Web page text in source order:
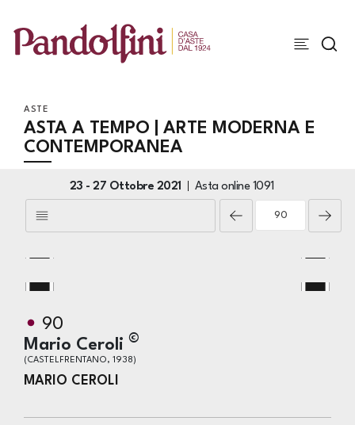
ASTE
ASTA A TEMPO | ARTE MODERNA E
CONTEMPORANEA
23 - 27 Ottobre 2021 Asta online 1091
90
Mario Ceroli ©
(CASTELFRENTANO, 1938)
MARIO CEROLI